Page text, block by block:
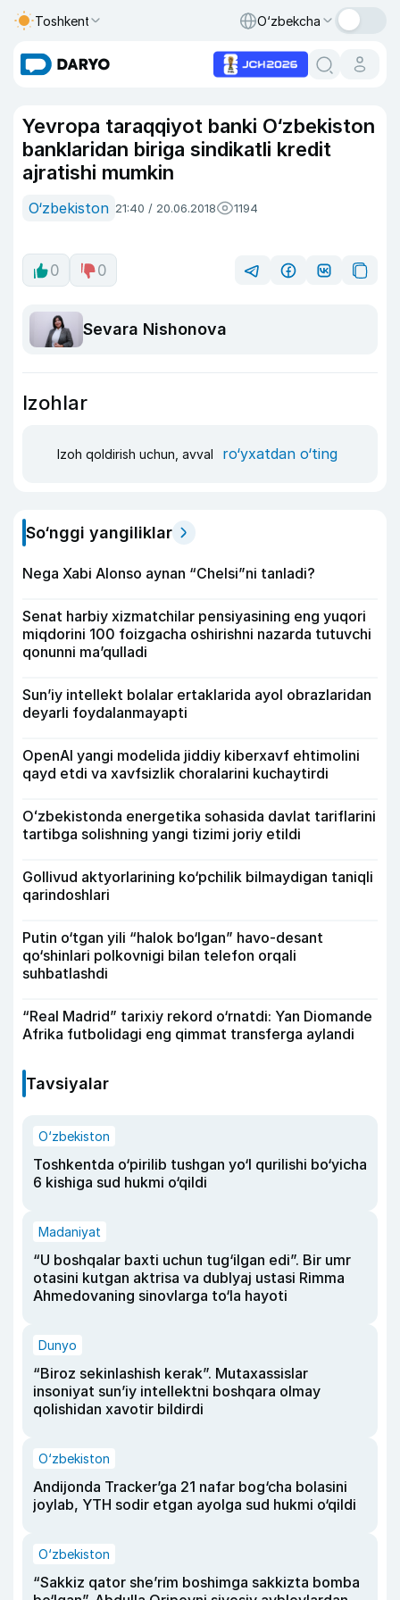
Toshkent O‘zbekcha
Yevropa taraqqiyot banki O‘zbekiston
banklaridan biriga sindikatli kredit
ajratishi mumkin
O‘zbekiston 21:40 / 20.06.2018 1194
0 0
Sevara Nishonova
Izohlar
Izoh qoldirish uchun, avval ro‘yxatdan o‘ting
So‘nggi yangiliklar
Nega Xabi Alonso aynan “Chelsi”ni tanladi?
Senat harbiy xizmatchilar pensiyasining eng yuqori
miqdorini 100 foizgacha oshirishni nazarda tutuvchi
qonunni ma’qulladi
Sun’iy intellekt bolalar ertaklarida ayol obrazlaridan
deyarli foydalanmayapti
OpenAI yangi modelida jiddiy kiberxavf ehtimolini
qayd etdi va xavfsizlik choralarini kuchaytirdi
Oʻzbekistonda energetika sohasida davlat tariflarini
tartibga solishning yangi tizimi joriy etildi
Gollivud aktyorlarining ko‘pchilik bilmaydigan taniqli
qarindoshlari
Putin o‘tgan yili “halok bo‘lgan” havo-desant
qo‘shinlari polkovnigi bilan telefon orqali
suhbatlashdi
“Real Madrid” tarixiy rekord o‘rnatdi: Yan Diomande
Afrika futbolidagi eng qimmat transferga aylandi
Tavsiyalar
O‘zbekiston
Toshkentda o‘pirilib tushgan yo‘l qurilishi bo‘yicha
6 kishiga sud hukmi o‘qildi
Madaniyat
“U boshqalar baxti uchun tug‘ilgan edi”. Bir umr
otasini kutgan aktrisa va dublyaj ustasi Rimma
Ahmedovaning sinovlarga to‘la hayoti
Dunyo
“Biroz sekinlashish kerak”. Mutaxassislar
insoniyat sun’iy intellektni boshqara olmay
qolishidan xavotir bildirdi
O‘zbekiston
Andijonda Tracker’ga 21 nafar bog‘cha bolasini
joylab, YTH sodir etgan ayolga sud hukmi o‘qildi
O‘zbekiston
“Sakkiz qator she’rim boshimga sakkizta bomba